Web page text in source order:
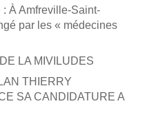
: À Amfreville-Saint-
par les « médecines
LA MIVILUDES
THIERRY
SA CANDIDATURE A